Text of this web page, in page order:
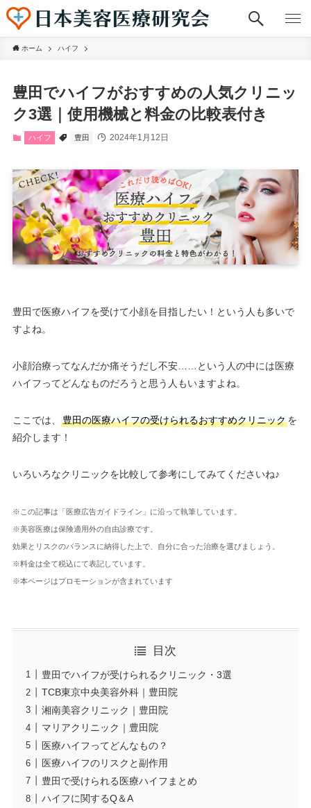
ホーム ハイフ
豊田でハイフがおすすめの人気クリニッ
ク3選｜使用機械と料金の比較表付き
ハイフ 豊田 2024年1月12日
豊田で医療ハイフを受けて小顔を目指したい！という人も多いで
すよね。
小顔治療ってなんだか痛そうだし不安……という人の中には医療
ハイフってどんなものだろうと思う人もいますよね。
ここでは、 豊田の医療ハイフの受けられるおすすめクリニックを
紹介します！
いろいろなクリニックを比較して参考にしてみてくださいね♪
※この記事は「医療広告ガイドライン」に沿って執筆しています。
※美容医療は保険適用外の自由診療です。
効果とリスクのバランスに納得した上で、自分に合った治療を選びましょう。
※料金は全て税込にて表記しています。
※本ページはプロモーションが含まれています
目次
豊田でハイフが受けられるクリニック・3選
TCB東京中央美容外科｜豊田院
湘南美容クリニック｜豊田院
マリアクリニック｜豊田院
医療ハイフってどんなもの？
医療ハイフのリスクと副作用
豊田で受けられる医療ハイフまとめ
ハイフに関するQ＆A